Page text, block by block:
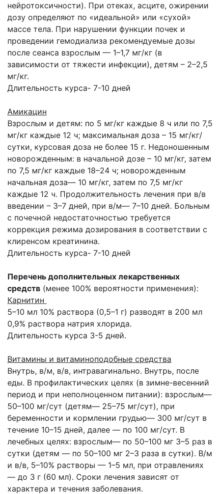
нейротоксичности). При отеках, асците, ожирении
дозу определяют по «идеальной» или «сухой»
массе тела. При нарушении функции почек и
проведении гемодиализа рекомендуемые дозы
после сеанса взрослым — 1–1,7 мг/кг (в
зависимости от тяжести инфекции), детям – 2–2,5
мг/кг.
Длительность курса- 7-10 дней
Амикацин
Взрослым и детям: по 5 мг/кг каждые 8 ч или по 7,5
мг/кг каждые 12 ч; максимальная доза – 15 мг/кг/
сутки, курсовая доза не более 15 г. Недоношенным
новорожденным: в начальной дозе – 10 мг/кг, затем
по 7,5 мг/кг каждые 18–24 ч; новорожденным
начальная доза— 10 мг/кг, затем по 7,5 мг/кг
каждые 12 ч. Продолжительность лечения при в/в
введении – 3–7 дней, при в/м— 7–10 дней. Больным
с почечной недостаточностью требуется
коррекция режима дозирования в соответствии с
клиренсом креатинина.
Длительность курса- 7-10 дней
Перечень дополнительных лекарственных
средств (менее 100% вероятности применения):
Карнитин
5–10 мл 10% раствора (0,5–1 г) разводят в 200 мл
0,9% раствора натрия хлорида.
Длительность курса 3-5 дней.
Витамины и витаминоподобные средства
Внутрь, в/м, в/в, интравагинально. Внутрь, после
еды. В профилактических целях (в зимне-весенний
период и при неполноценном питании): взрослым—
50–100 мг/сут (детям— 25–75 мг/сут), при
беременности и кормлении грудью— 300 мг/сут в
течение 10–15 дней, далее — по 100 мг/сут. В
лечебных целях: взрослым— по 50–100 мг 3–5 раз в
сутки (детям — по 50–100 мг 2–3 раза в сутки). В/м
и в/в, 5–10% растворы — 1–5 мл, при отравлениях
— до 3 г (60 мл). Сроки лечения зависят от
характера и течения заболевания.